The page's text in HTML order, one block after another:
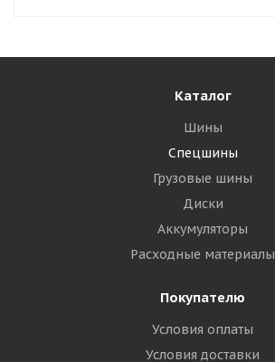
Каталог
Шины
Спецшины
Грузовые шины
Диски
Аккумуляторы
Расходные материалы
Покупателю
Условия оплаты
Условия доставки